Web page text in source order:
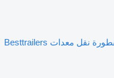
جديدة مقطورة نقل معدات Besttrailers